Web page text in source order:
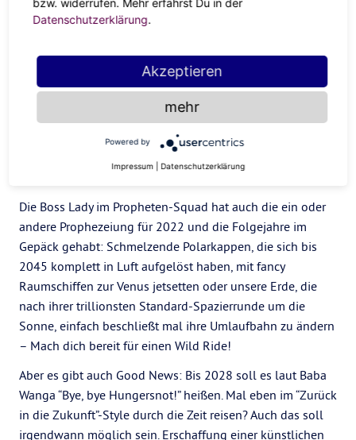
Dem Universum sei Dank, gibt es laut Nostradamus auch
eben kurz zum Mars fliegen oder dem 200-Jahre-Mann
Konkurrenz machen? Laut unserem Buddy Nostradamus
ist das drin. Ob Sightseeing-Tour durchs All oder länger
leben – alles ist möglich. Gut, vielleicht noch nicht im Jahr
2022. Aber hier lautet das Motto “We’re gettin’ there!”.
Baba Wangas Prophezeiungen für 2022
Die Boss Lady im Propheten-Squad hat auch die ein oder
andere Prophezeiung für 2022 und die Folgejahre im
Gepäck gehabt: Schmelzende Polarkappen, die sich bis
2045 komplett in Luft aufgelöst haben, mit fancy
Raumschiffen zur Venus jetsetten oder unsere Erde, die
nach ihrer trillionsten Standard-Spazierrunde um die
Sonne, einfach beschließt mal ihre Umlaufbahn zu ändern
– Mach dich bereit für einen Wild Ride!
Aber es gibt auch Good News: Bis 2028 soll es laut Baba
Wanga “Bye, bye Hungersnot!” heißen. Mal eben im “Zurück
in die Zukunft”-Style durch die Zeit reisen? Auch das soll
irgendwann möglich sein. Erschaffung einer künstlichen
Datenschutzerklärung.
Akzeptieren
mehr
Powered by
Impressum Datenschutzerklärung